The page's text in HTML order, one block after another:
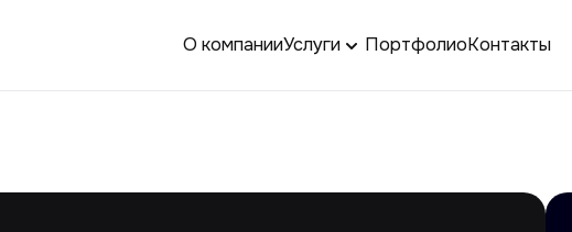
О компанииУслуги ПортфолиоКонтакты